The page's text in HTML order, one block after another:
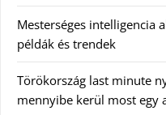
Mesterséges intelligencia
példák és trendek
Törökország last minute
mennyibe kerül most egy